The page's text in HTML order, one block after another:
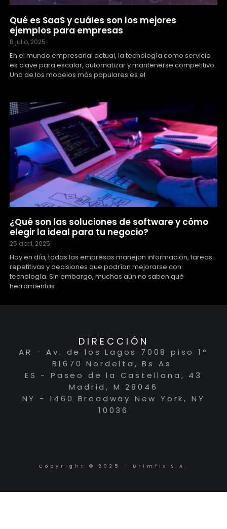
Qué es SaaS y cuáles son los mejores
ejemplos para empresas
8 julio, 2025
En el mundo empresarial actual, la tecnología como servicio
es clave para escalar, automatizar y mantenerse competitivo.
Uno de los modelos más populares es el
¿Qué son las soluciones de software y cómo
elegir la ideal para tu negocio?
25 abril, 2025
Hoy en día, todas las empresas manejan información, tareas
repetitivas y decisiones que podrían mejorarse con
tecnología. Sin embargo, muchas aún no saben qué
herramientas
DIRECCIÓN
AR - Av. de los Lagos 7008 piso 1°
B1670 Nordelta, Bs As.
ES - Paseo de la Castellana, 43
Madrid, M 28046
NY - 1460 Broadway New York, NY
10036
Copyright © 2025 – Drimfix S.A.